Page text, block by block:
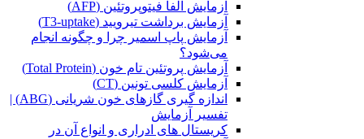
آزمایش آلفا فیتوپروتئین (AFP)
آزمایش برداشت تیرویید (T3-uptake)
آزمایش پاپ اسمیر چرا و چگونه انجام
می‌شود؟
آزمایش پروتئین تام خون (Total Protein)
آزمایش کلسی تونین (CT)
اندازه گیری گازهای خون شریانی (ABG) |
تفسیر آزمایش
کریستال ‌های ادراری و انواع آن در